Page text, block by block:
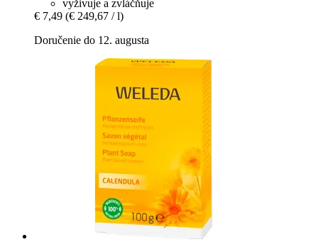
vyživuje a zvláčňuje
€ 7,49 (€ 249,67 / l)
Doručenie do 12. augusta